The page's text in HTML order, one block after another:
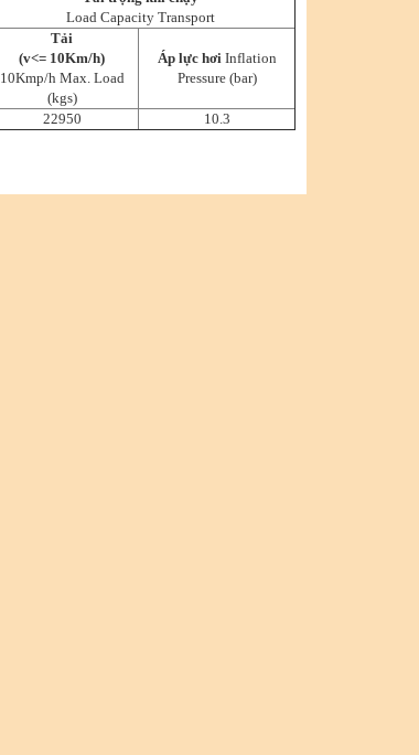
Load Capacity Transport
Tải
(v<= 10Km/h)
10Kmp/h Max. Load
(kgs)
Áp lực hơi Inflation
Pressure (bar)
22950 10.3